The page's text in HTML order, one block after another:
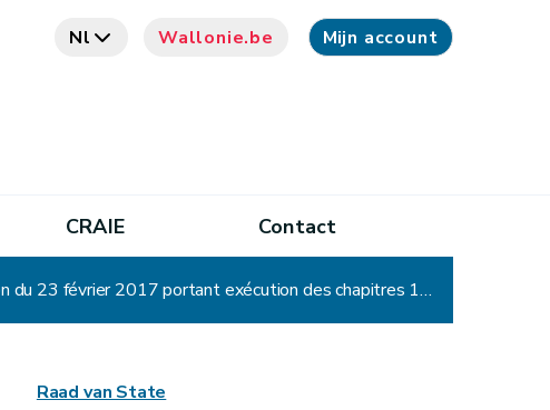
Nl Wallonie.be Mijn account
CRAIE Contact
Arrêté ministériel portant exécution des articles 8, 9 et 12 de l'arrêté du Gouvernement wallon du 23 février 2017 portant exécution des chapitres 1er, 3 et 4 du décret du 21 décembre 2016 portant octroi d'aides, au moyen d'un portefeuille intégré d'aides en Région wallonne, aux porteurs de projets et aux petites et moyennes entreprises pour rémunérer des services promouvant l'entrepreneuriat ou la croissance, et constituant une banque de données de sources authentiques liées à ce portefeuille intégré
Raad van State